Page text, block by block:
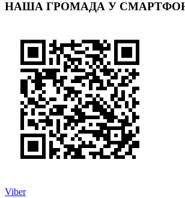
НАША ГРОМАДА У
Viber